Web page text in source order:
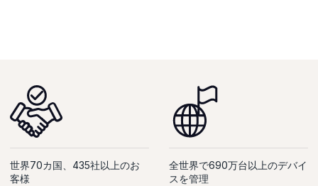
世界70カ国、435社以上のお
客様
全世界で690万台以上のデバイ
スを管理